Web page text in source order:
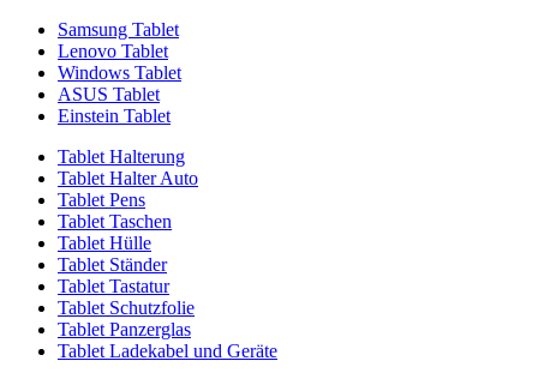
Samsung Tablet
Lenovo Tablet
Windows Tablet
ASUS Tablet
Einstein Tablet
Tablet Halterung
Tablet Halter Auto
Tablet Pens
Tablet Taschen
Tablet Hülle
Tablet Ständer
Tablet Tastatur
Tablet Schutzfolie
Tablet Panzerglas
Tablet Ladekabel und Geräte